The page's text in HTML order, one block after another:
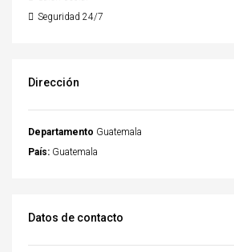
Seguridad 24/7
Dirección
Departamento Guatemala
País: Guatemala
Datos de contacto